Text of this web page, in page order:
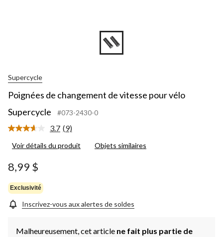
Supercycle
Poignées de changement de vitesse pour vélo
Supercycle
#073-2430-0
3.7 Lire
9
(9)
Voir détails du produit Objets similaires
8,99 $
Exclusivité
Inscrivez-vous aux alertes de soldes
Malheureusement, cet article ne fait plus partie de